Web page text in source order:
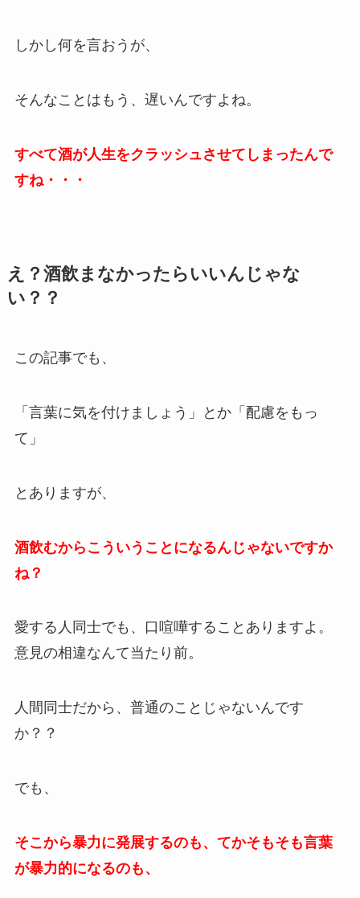
しかし何を言おうが、
そんなことはもう、遅いんですよね。
すべて酒が人生をクラッシュさせてしまったんで
すね・・・
え？酒飲まなかったらいいんじゃな
い？？
この記事でも、
「言葉に気を付けましょう」とか「配慮をもっ
て」
とありますが、
酒飲むからこういうことになるんじゃないですか
ね？
愛する人同士でも、口喧嘩することありますよ。
意見の相違なんて当たり前。
人間同士だから、普通のことじゃないんです
か？？
でも、
そこから暴力に発展するのも、てかそもそも言葉
が暴力的になるのも、